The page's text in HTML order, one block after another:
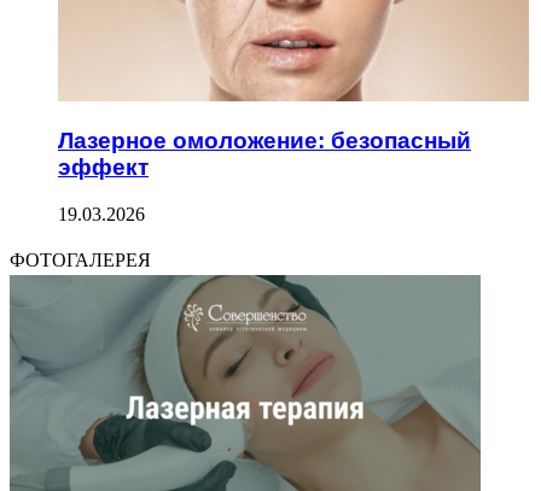
Лазерное омоложение: безопасный
эффект
19.03.2026
ФОТОГАЛЕРЕЯ